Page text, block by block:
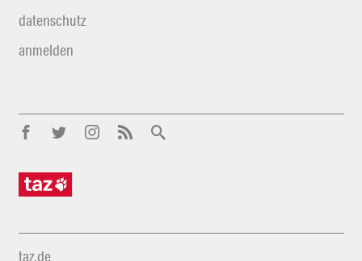
datenschutz
anmelden
taz.de